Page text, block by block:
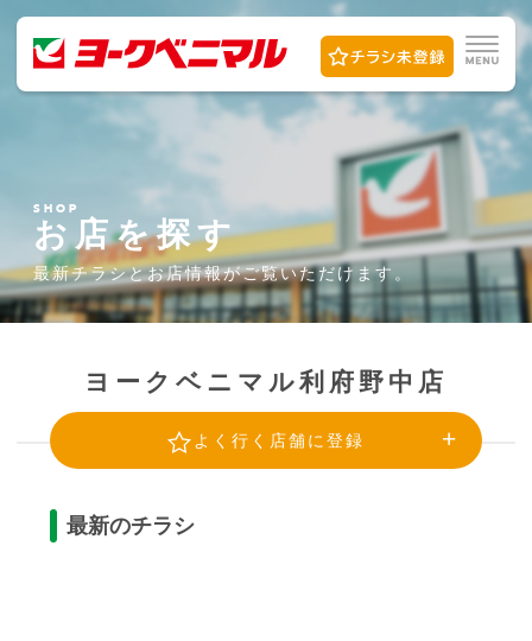
SHOP
お店を探す
最新チラシとお店情報がご覧いただけます。
ヨークベニマル利府野中店
よく行く店舗に登録
最新のチラシ